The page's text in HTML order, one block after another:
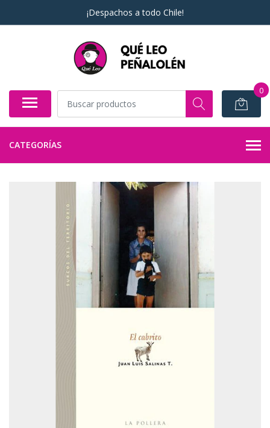
¡Despachos a todo Chile!
0
CATEGORÍAS